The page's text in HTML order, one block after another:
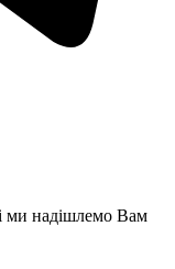
ми надішлемо Вам